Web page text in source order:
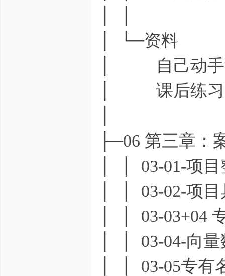
│ └─资料
│ 自己动手
│ 课后练习
├─06 第三章：
│ │ 03-01-项目
│ │ 03-02-项目
│ │ 03-03+04
│ │ 03-04-向
│ │ 03-05专有